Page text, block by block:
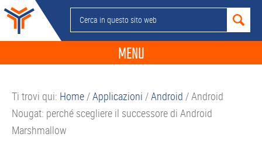
Passa
alla
navigazione
Passa
contenuto
Passa
alla
barra
Passa
piè
Cerca
in
sito
MENU
GUIDE ACQUISTO
Ti trovi qui: Home/Applicazioni /Android /Android
Nougat: perché scegliere il successore di Android
Marshmallow